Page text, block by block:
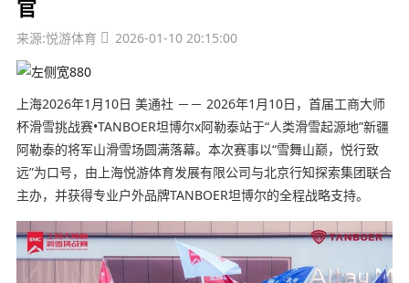
官
来源:悦游体育 2026-01-10 20:15:00
上海2026年1月10日 美通社 －－ 2026年1月10日，首届工商大师
杯滑雪挑战赛•TANBOER坦博尔x阿勒泰站于“人类滑雪起源地”新疆
阿勒泰的将军山滑雪场圆满落幕。本次赛事以“雪舞山巅，悦行致
远”为口号，由上海悦游体育发展有限公司与北京行知探索集团联合
主办，并获得专业户外品牌TANBOER坦博尔的全程战略支持。